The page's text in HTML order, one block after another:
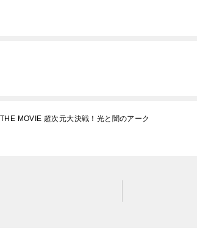
MOVIE 超次元大決戦！光と闇のアーク